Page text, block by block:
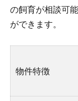
の飼育が相談可
ができます。
物件特徴